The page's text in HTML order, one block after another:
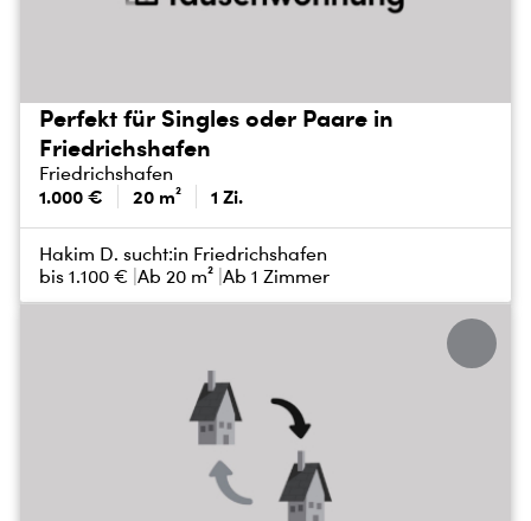
Perfekt für Singles oder Paare in
Friedrichshafen
Friedrichshafen
1.000 € 20 m² 1 Zi.
Hakim D. sucht:in Friedrichshafen
bis 1.100 € Ab 20 m² Ab 1 Zimmer